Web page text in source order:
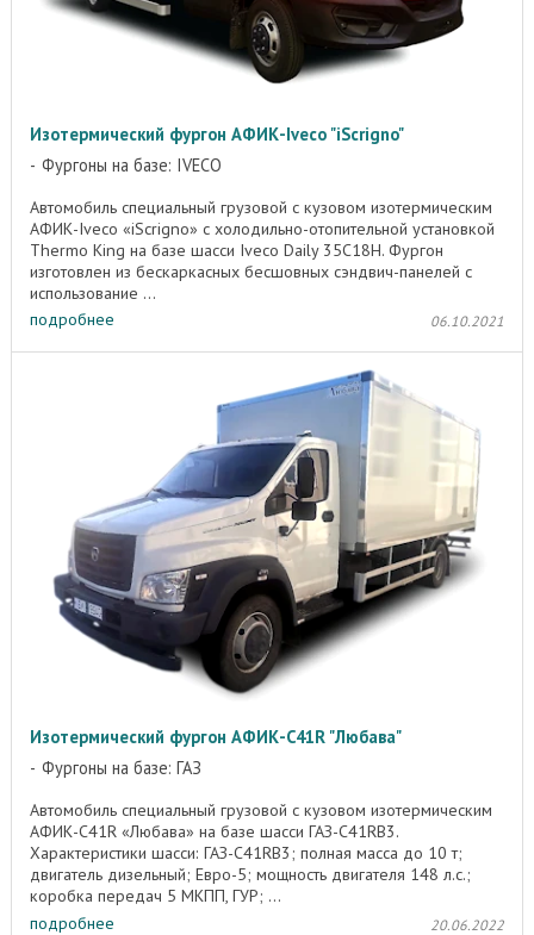
Изотермический фургон АФИК-Iveco "iScrigno"
Фургоны на базе: IVECO
Автомобиль специальный грузовой с кузовом изотермическим
АФИК-Iveco «iScrigno» с холодильно-отопительной установкой
Thermo King на базе шасси Iveco Daily 35C18H. Фургон
изготовлен из бескаркасных бесшовных сэндвич-панелей с
использование ...
подробнее
06.10.2021
Изотермический фургон АФИК-С41R "Любава"
Фургоны на базе: ГАЗ
Автомобиль специальный грузовой с кузовом изотермическим
АФИК-C41R «Любава» на базе шасси ГАЗ-C41RB3.
Характеристики шасси: ГАЗ-C41RB3; полная масса до 10 т;
двигатель дизельный; Евро-5; мощность двигателя 148 л.с.;
коробка передач 5 МКПП, ГУР; ...
подробнее
20.06.2022